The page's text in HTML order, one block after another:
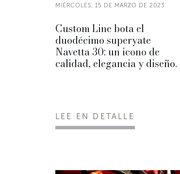
MIÉRCOLES, 15 DE MARZO DE 2023
Custom Line bota el
duodécimo superyate
Navetta 30: un icono de
calidad, elegancia y diseño.
LEE EN DETALLE